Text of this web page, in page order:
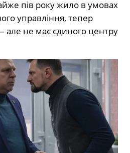
пів року жило в умовах
управління, тепер
але не має єдиного центру